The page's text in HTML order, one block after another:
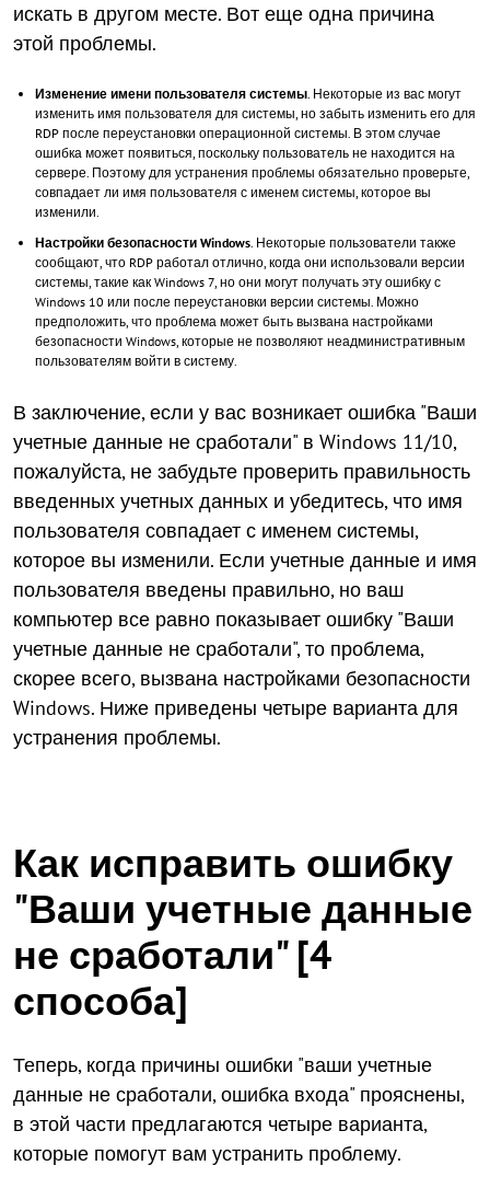
искать в другом месте. Вот еще одна причина
этой проблемы.
Изменение имени пользователя системы. Некоторые из вас могут
изменить имя пользователя для системы, но забыть изменить его для
RDP после переустановки операционной системы. В этом случае
ошибка может появиться, поскольку пользователь не находится на
сервере. Поэтому для устранения проблемы обязательно проверьте,
совпадает ли имя пользователя с именем системы, которое вы
изменили.
Настройки безопасности Windows. Некоторые пользователи также
сообщают, что RDP работал отлично, когда они использовали версии
системы, такие как Windows 7, но они могут получать эту ошибку с
Windows 10 или после переустановки версии системы. Можно
предположить, что проблема может быть вызвана настройками
безопасности Windows, которые не позволяют неадминистративным
пользователям войти в систему.
В заключение, если у вас возникает ошибка "Ваши
учетные данные не сработали" в Windows 11/10,
пожалуйста, не забудьте проверить правильность
введенных учетных данных и убедитесь, что имя
пользователя совпадает с именем системы,
которое вы изменили. Если учетные данные и имя
пользователя введены правильно, но ваш
компьютер все равно показывает ошибку "Ваши
учетные данные не сработали", то проблема,
скорее всего, вызвана настройками безопасности
Windows. Ниже приведены четыре варианта для
устранения проблемы.
Как исправить ошибку
"Ваши учетные данные
не сработали" [4
способа]
Теперь, когда причины ошибки "ваши учетные
данные не сработали, ошибка входа" прояснены,
в этой части предлагаются четыре варианта,
которые помогут вам устранить проблему.